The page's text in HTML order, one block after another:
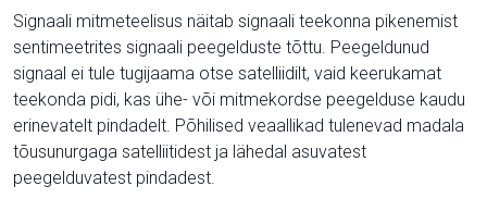
Signaali mitmeteelisus näitab signaali teekonna pikenemist
sentimeetrites signaali peegelduste tõttu. Peegeldunud
signaal ei tule tugijaama otse satelliidilt, vaid keerukamat
teekonda pidi, kas ühe- või mitmekordse peegelduse kaudu
erinevatelt pindadelt. Põhilised veaallikad tulenevad madala
tõusunurgaga satelliitidest ja lähedal asuvatest
peegelduvatest pindadest.